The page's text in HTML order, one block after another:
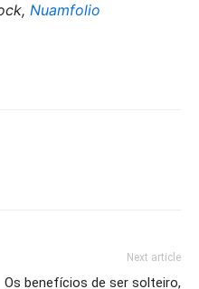
Nuamfolio
Next article
Os benefícios de ser solteiro,